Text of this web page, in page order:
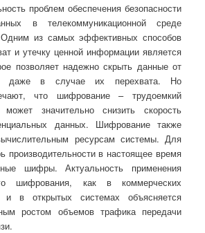
проблем обеспечения безопасности
в телекоммуникационной среде
Одним из самых эффективных способов
и утечку ценной информации является
позволяет надежно скрыть данные от
даже в случае их перехвата. Но
что шифрование – трудоемкий
значительно снизить скорость
данных. Шифрование также
ресурсам системы. Для
производительности в настоящее время
шифры. Актуальность применения
шифрования, как в коммерческих
и в открытых системах объясняется
ростом объемов трафика передачи